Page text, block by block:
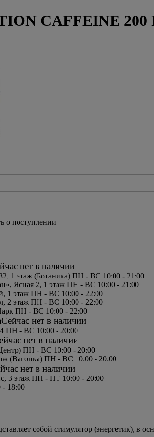
CAFFEINE 200
о поступлении
нет в наличии
1 этаж (Ботаника) ПН - ВС 10:00 - 21:00
Ясная 2, 1 этаж ПН - ВС 10:00 - 21:00
1 этаж ПН - ВС 10:00 - 22:00
2 этаж ПН - ВС 10:00 - 22:00
ПН - ВС 10:00 - 22:00
Сейчас нет в наличии
ПН - ВС 10:00 - 20:00
нет в наличии
ПН - ВС 10:00 - 20:00
(Вагонка) ПН - ВС 10:00 - 20:00
нет в наличии
3 этаж ПН - ПТ 10:00 - 20:00
18:00
собой стимулятор (энергетик), в